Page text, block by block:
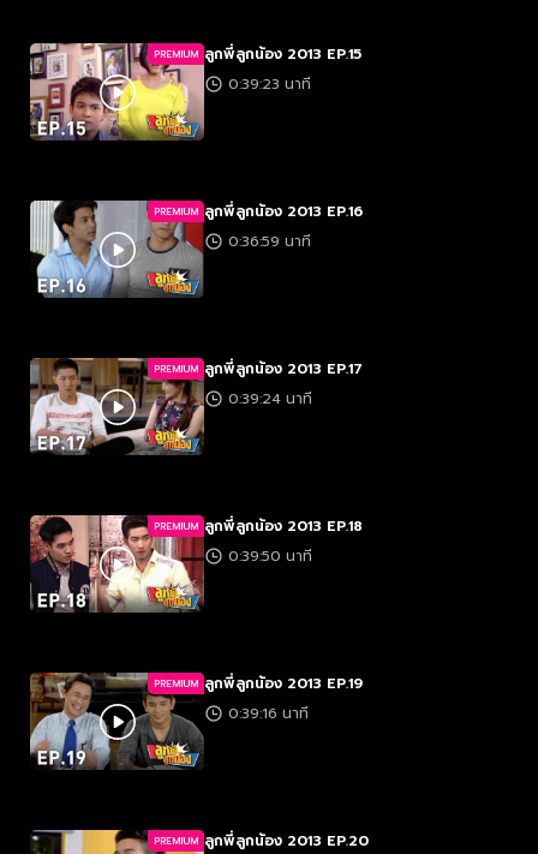
PREMIUM ลูกพี่ลูกน้อง 2013 EP.15
0:39:23 นาที
PREMIUM ลูกพี่ลูกน้อง 2013 EP.16
0:36:59 นาที
PREMIUM ลูกพี่ลูกน้อง 2013 EP.17
0:39:24 นาที
PREMIUM ลูกพี่ลูกน้อง 2013 EP.18
0:39:50 นาที
PREMIUM ลูกพี่ลูกน้อง 2013 EP.19
0:39:16 นาที
PREMIUM ลูกพี่ลูกน้อง 2013 EP.20